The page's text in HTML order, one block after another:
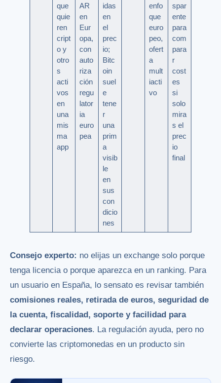
que
quie
ren
cript
o y
otro
s
acti
vos
en
una
mis
ma
app
AR
en
Eur
opa,
con
auto
riza
ción
regu
lator
ia
euro
pea
idas
en
el
prec
io;
Bitc
oin
suel
e
tene
r
una
prim
a
visib
le
en
sus
con
dicio
nes
enfo
que
euro
peo,
ofert
a
mult
iacti
vo
spar
ente
para
com
para
r
cost
es
si
solo
mira
s el
prec
io
final
Consejo experto: no elijas un exchange solo porque
tenga licencia o porque aparezca en un ranking. Para
un usuario en España, lo sensato es revisar también
comisiones reales, retirada de euros, seguridad de
la cuenta, fiscalidad, soporte y facilidad para
declarar operaciones. La regulación ayuda, pero no
convierte las criptomonedas en un producto sin
riesgo.